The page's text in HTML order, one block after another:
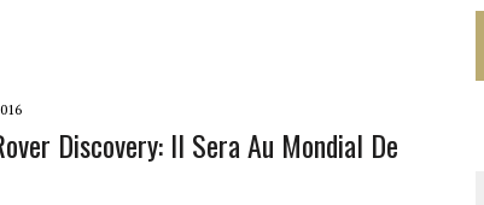
Discovery: Il Sera Au Mondial De